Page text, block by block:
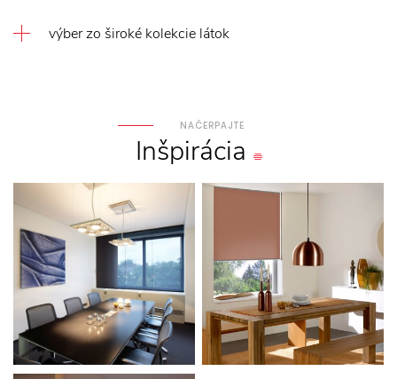
výber zo široké kolekcie látok
NAČERPAJTE
Inšpirácia